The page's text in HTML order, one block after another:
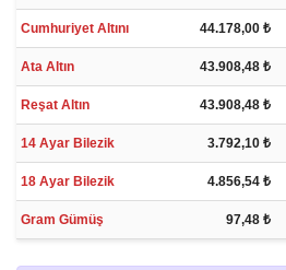
Cumhuriyet Altını 44.178,00 ₺
Ata Altın 43.908,48 ₺
Reşat Altın 43.908,48 ₺
14 Ayar Bilezik 3.792,10 ₺
18 Ayar Bilezik 4.856,54 ₺
Gram Gümüş 97,48 ₺